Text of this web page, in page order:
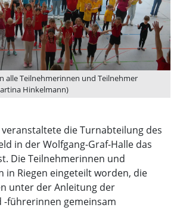
alle Teilnehmerinnen und Teilnehmer
Hinkelmann)
die Turnabteilung des
in der Wolfgang-Graf-Halle das
Die Teilnehmerinnen und
in Riegen eingeteilt worden, die
unter der Anleitung der
-führerinnen gemeinsam